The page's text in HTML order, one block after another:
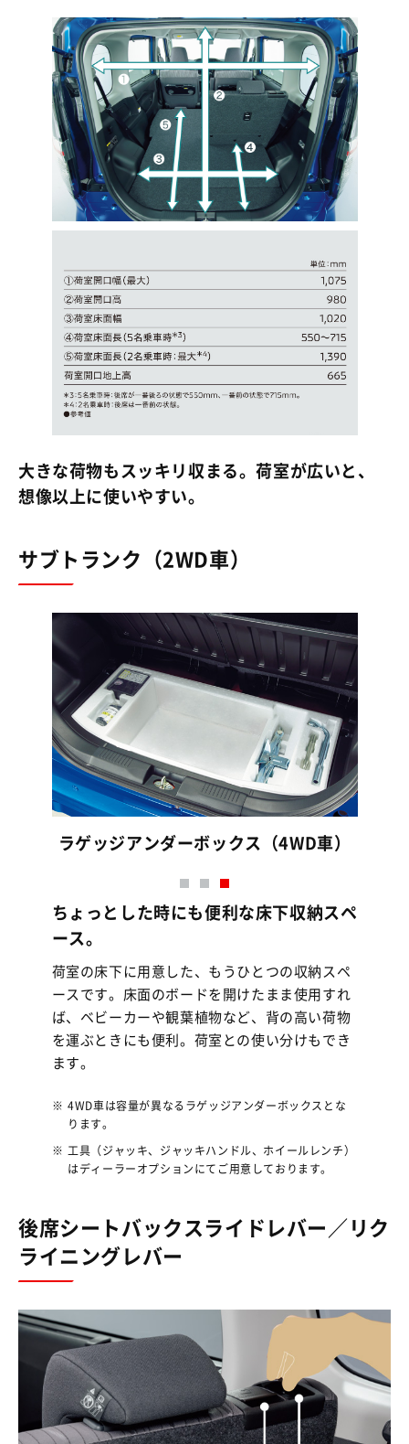
大きな荷物もスッキリ収まる。荷室が広いと、
想像以上に使いやすい。
サブトランク（2WD車）
ちょっとした時にも便利な床下収納スペ
ース。
荷室の床下に用意した、もうひとつの収納スペ
ースです。床面のボードを開けたまま使用すれ
ば、ベビーカーや観葉植物など、背の高い荷物
を運ぶときにも便利。荷室との使い分けもでき
ます。
※ 4WD車は容量が異なるラゲッジアンダーボックスとな
ります。
※ 工具（ジャッキ、ジャッキハンドル、ホイールレンチ）
はディーラーオプションにてご用意しております。
後席シートバックスライドレバー／リク
ライニングレバー